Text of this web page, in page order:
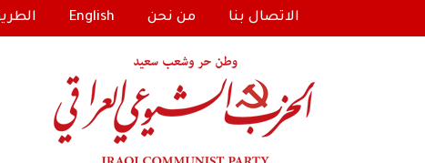
الاتصال بنا من نحن English